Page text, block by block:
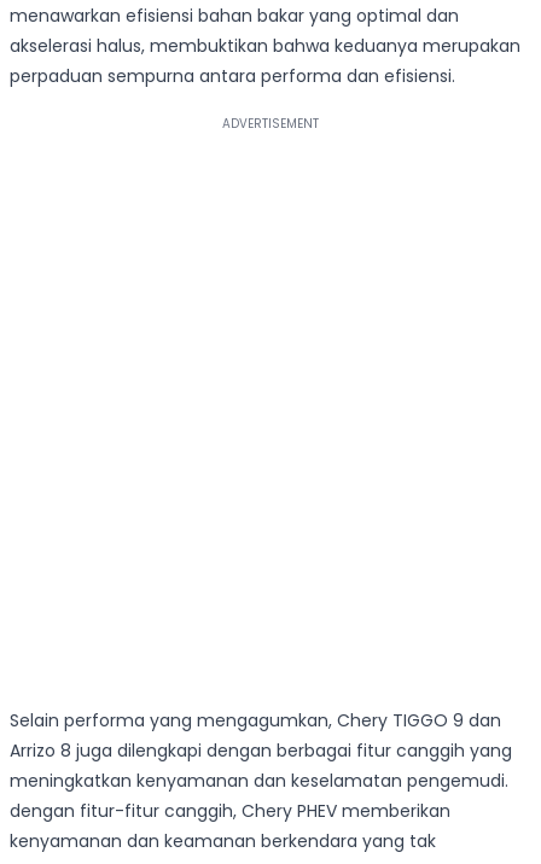
menawarkan efisiensi bahan bakar yang optimal dan
akselerasi halus, membuktikan bahwa keduanya merupakan
perpaduan sempurna antara performa dan efisiensi.
Selain performa yang mengagumkan, Chery TIGGO 9 dan
Arrizo 8 juga dilengkapi dengan berbagai fitur canggih yang
meningkatkan kenyamanan dan keselamatan pengemudi.
dengan fitur-fitur canggih, Chery PHEV memberikan
kenyamanan dan keamanan berkendara yang tak